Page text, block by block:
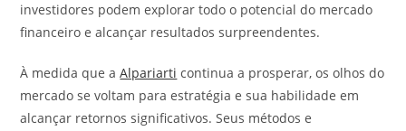
investidores podem explorar todo o potencial do mercado
financeiro e alcançar resultados surpreendentes.
À medida que aAlpariarti continua a prosperar, os olhos do
mercado se voltam para estratégia e sua habilidade em
alcançar retornos significativos. Seus métodos e